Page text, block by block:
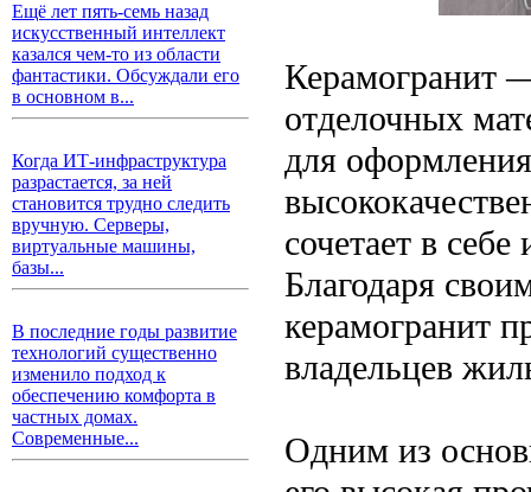
Ещё лет пять-семь назад
искусственный интеллект
казался чем-то из области
фантастики. Обсуждали его
в основном в...
Когда ИТ-инфраструктура
разрастается, за ней
становится трудно следить
вручную. Серверы,
виртуальные машины,
базы...
В последние годы развитие
технологий существенно
изменило подход к
обеспечению комфорта в
частных домах.
Современные...
Керамогранит
отделочных
для
сочетает в
Благодаря
керамогранит
владельцев
Одним из